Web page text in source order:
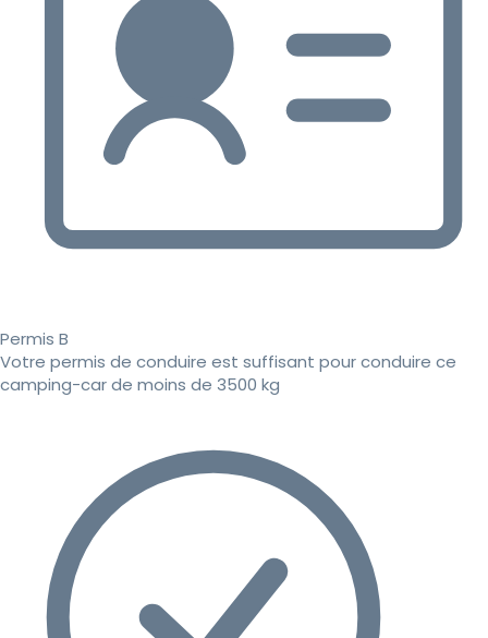
Permis B
Votre permis de conduire est suffisant pour conduire ce
camping-car de moins de 3500 kg